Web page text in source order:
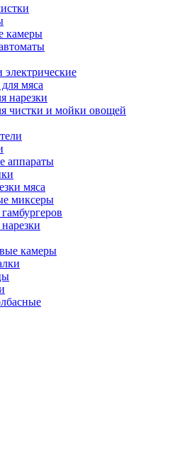
камеры
мяса
нарезки
чистки и мойки овощей
аппараты
мяса
миксеры
камеры